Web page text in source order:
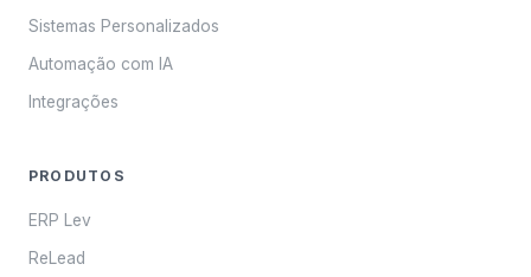
Sistemas Personalizados
Automação com IA
Integrações
PRODUTOS
ERP Lev
ReLead